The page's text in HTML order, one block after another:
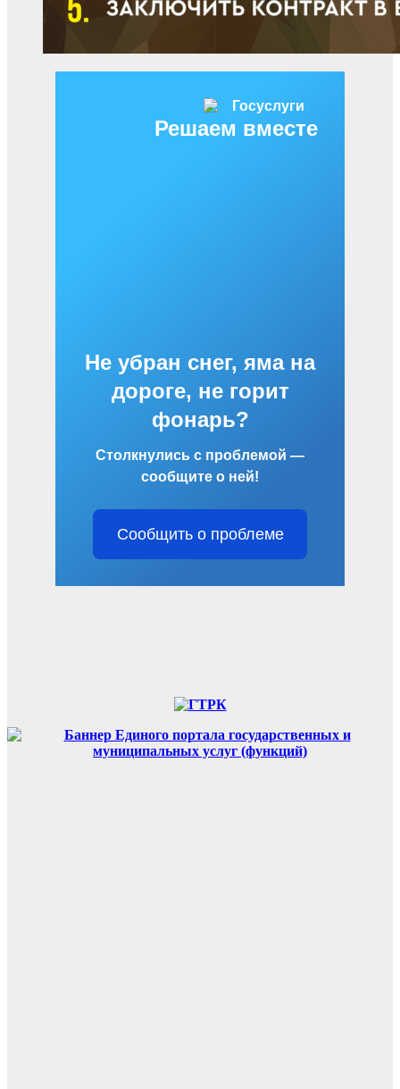
Решаем вместе
Не убран снег, яма на
дороге, не горит
фонарь?
Столкнулись с проблемой —
сообщите о ней!
Сообщить о проблеме